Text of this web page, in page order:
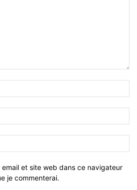
email et site web dans ce navigateur
je commenterai.